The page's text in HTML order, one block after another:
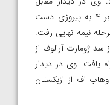
یوجین تاکاهشی از ژاپن با نتیجه ۷ بر ۴ به پیروزی دست
نیمه نهایی رفت.
در این مرحله با نتیجه ۵ بر ۴ از سد ژومارت آرالوف از
یافت. وی در دیدار
سد امیرشاه وهاب اف از ازبکستان